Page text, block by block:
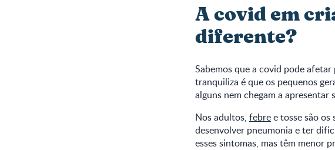
A covid em
diferente?
Sabemos que a covid pode
tranquiliza é que os pequenos
alguns nem chegam a apresentar
Nos adultos, febree tosse são os
desenvolver pneumonia e ter
esses sintomas, mas têm menor